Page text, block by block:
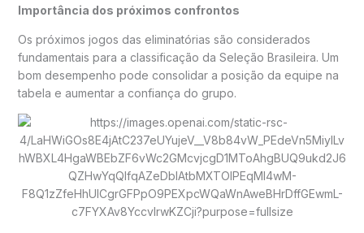
Importância dos próximos confrontos
Os próximos jogos das eliminatórias são considerados
fundamentais para a classificação da Seleção Brasileira. Um
bom desempenho pode consolidar a posição da equipe na
tabela e aumentar a confiança do grupo.